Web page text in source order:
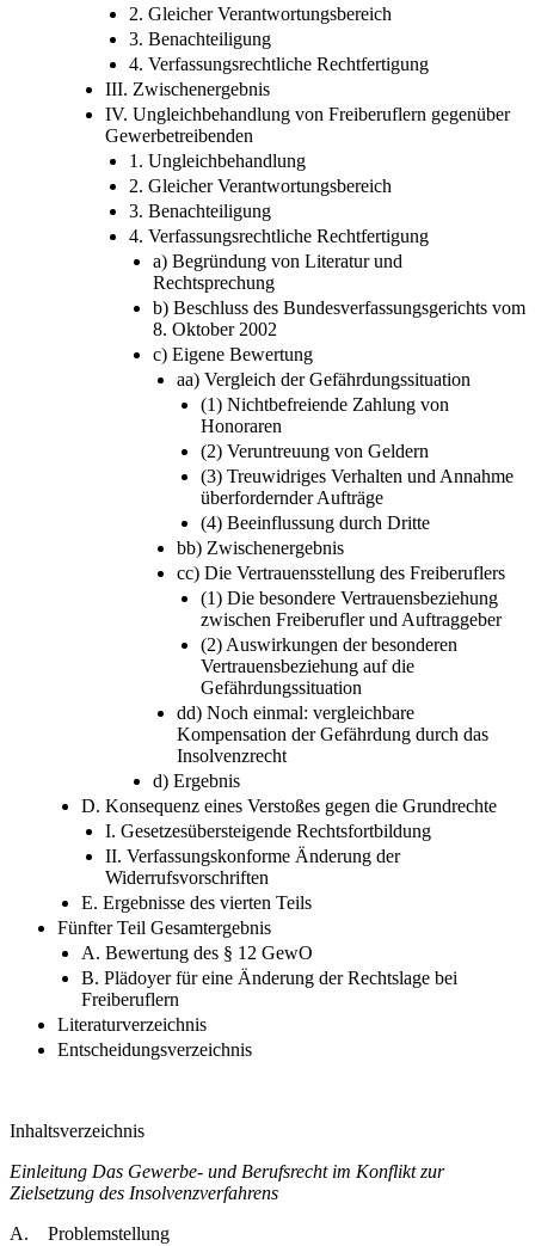
2. Gleicher Verantwortungsbereich
3. Benachteiligung
4. Verfassungsrechtliche Rechtfertigung
III. Zwischenergebnis
IV. Ungleichbehandlung von Freiberuflern gegenüber
Gewerbetreibenden
1. Ungleichbehandlung
2. Gleicher Verantwortungsbereich
3. Benachteiligung
4. Verfassungsrechtliche Rechtfertigung
a) Begründung von Literatur und
Rechtsprechung
b) Beschluss des Bundesverfassungsgerichts vom
8. Oktober 2002
c) Eigene Bewertung
aa) Vergleich der Gefährdungssituation
(1) Nichtbefreiende Zahlung von
Honoraren
(2) Veruntreuung von Geldern
(3) Treuwidriges Verhalten und Annahme
überfordernder Aufträge
(4) Beeinflussung durch Dritte
bb) Zwischenergebnis
cc) Die Vertrauensstellung des Freiberuflers
(1) Die besondere Vertrauensbeziehung
zwischen Freiberufler und Auftraggeber
(2) Auswirkungen der besonderen
Vertrauensbeziehung auf die
Gefährdungssituation
dd) Noch einmal: vergleichbare
Kompensation der Gefährdung durch das
Insolvenzrecht
d) Ergebnis
D. Konsequenz eines Verstoßes gegen die Grundrechte
I. Gesetzesübersteigende Rechtsfortbildung
II. Verfassungskonforme Änderung der
Widerrufsvorschriften
E. Ergebnisse des vierten Teils
Fünfter Teil Gesamtergebnis
A. Bewertung des § 12 GewO
B. Plädoyer für eine Änderung der Rechtslage bei
Freiberuflern
Literaturverzeichnis
Entscheidungsverzeichnis
Inhaltsverzeichnis
Einleitung Das Gewerbe- und Berufsrecht im Konflikt zur
Zielsetzung des Insolvenzverfahrens
A. Problemstellung